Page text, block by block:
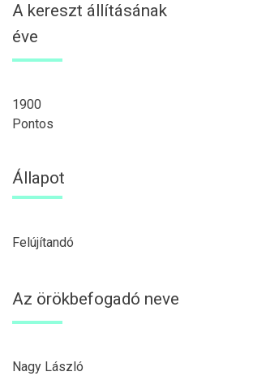
A kereszt állításának
éve
1900
Pontos
Állapot
Felújítandó
Az örökbefogadó neve
Nagy László